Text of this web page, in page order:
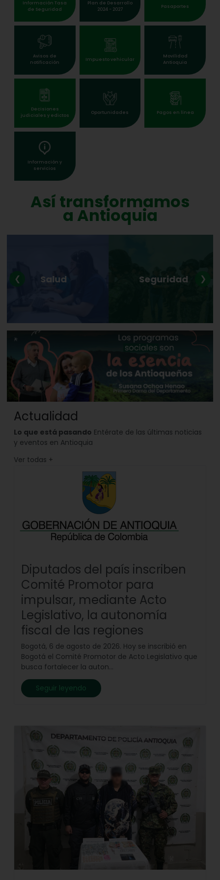
Información Tasa
de Seguridad
Plan de Desarrollo
2024 - 2027
Pasaportes
Avisos de
notificación
Impuesto vehicular
Movilidad
Antioquia
Decisiones
judiciales y edictos
Oportunidades Pagos en línea
Información y
servicios
Así transformamos
a Antioquia
❮ ❯
Salud Seguridad
Actualidad
Lo que está pasando Entérate de las últimas noticias
y eventos en Antioquia
Ver todas +
Diputados del país inscriben
Comité Promotor para
impulsar, mediante Acto
Legislativo, la autonomía
fiscal de las regiones
Bogotá, 6 de agosto de 2026. Hoy se inscribió en
Bogotá el Comité Promotor de Acto Legislativo que
busca fortalecer la auton...
Seguir leyendo